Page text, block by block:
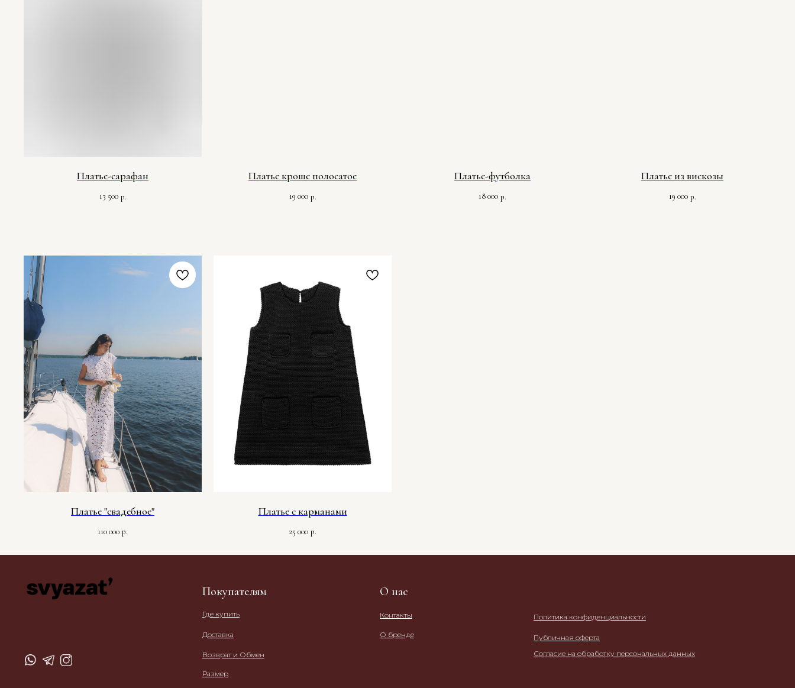
Платье-сарафан
13 500 р.
Платье кроше полосатое
19 000 р.
Платье-футболка
18 000 р.
Платье из вискозы
19 000 р.
Платье "свадебное"
110 000 р.
Платье с карманами
25 000 р.
Политика конфиденциальности
Публичная оферта
О нас
Покупателям
Контакты
О бренде
Где купить
Доставка
Возврат и Обмен
Размер
Согласие на обработку персональных данных